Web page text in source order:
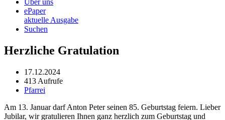
Über uns
ePaper
aktuelle Ausgabe
Suchen
Herzliche Gratulation
17.12.2024
413 Aufrufe
Pfarrei
Am 13. Jan­u­ar darf Anton Peter seinen 85. Geburt­stag feiern. Lieber
Jubi­lar, wir grat­ulieren Ihnen ganz her­zlich zum Geburt­stag und